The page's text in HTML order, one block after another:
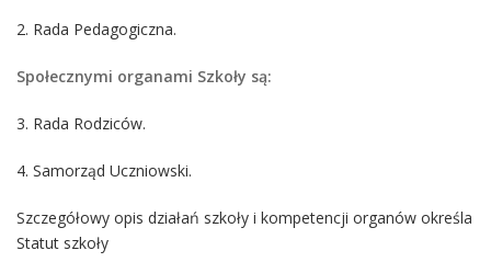
2. Rada Pedagogiczna.
Społecznymi organami Szkoły są:
3. Rada Rodziców.
4. Samorząd Uczniowski.
Szczegółowy opis działań szkoły i kompetencji organów określa
Statut szkoły